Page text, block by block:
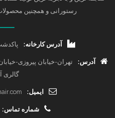
رستورانی و همچنین
آدرس کارخانه:
آدرس:
تهران-خیابان پیروزی-
گالری
ایمیل:
شماره تماس: